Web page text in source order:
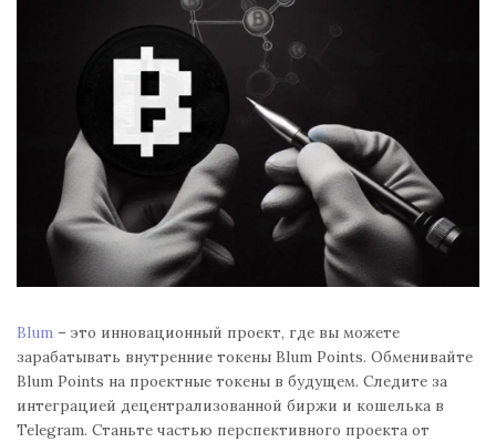
Blum – это инновационный проект, где вы можете
зарабатывать внутренние токены Blum Points. Обменивайте
Blum Points на проектные токены в будущем. Следите за
интеграцией децентрализованной биржи и кошелька в
Telegram. Станьте частью перспективного проекта от